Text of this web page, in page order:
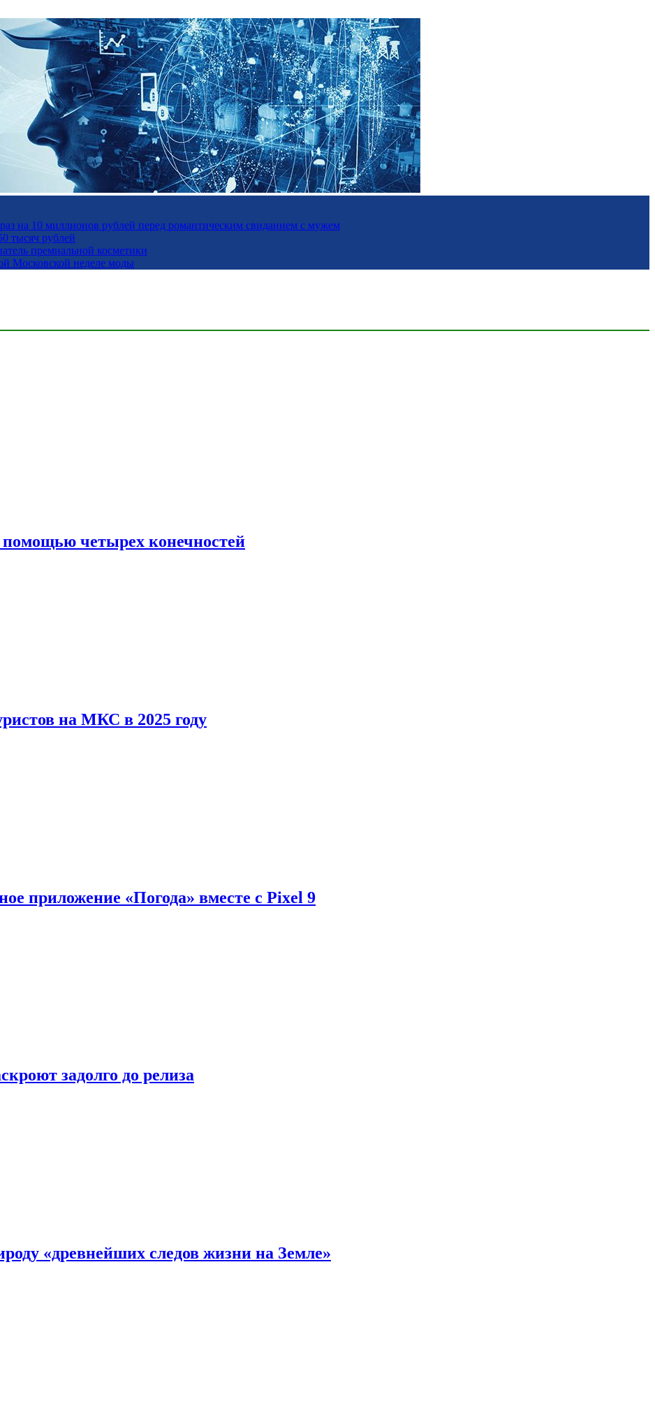
на 10 миллионов рублей перед романтическим свиданием с мужем
тысяч рублей
премиальной косметики
Московской неделе моды
четырех конечностей
на МКС в 2025 году
приложение «Погода» вместе с Pixel 9
задолго до релиза
«древнейших следов жизни на Земле»